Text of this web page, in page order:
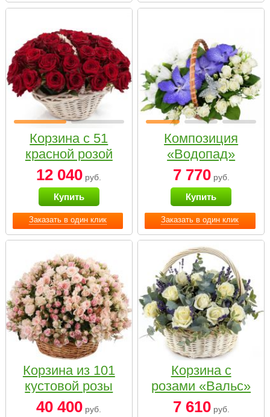
Заказать в один клик
Корзина с 51
красной розой
12 040 руб.
Купить
Заказать в один клик
Композиция
«Водопад»
7 770руб.
Купить
Корзина из 101
кустовой розы
нежных тонов
40 400 руб.
Корзина с
розами «Вальс»
7 610руб.